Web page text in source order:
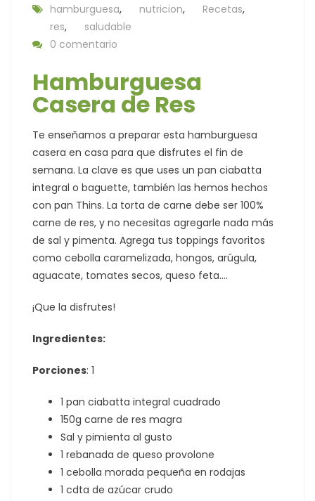
hamburguesa, nutricion, Recetas,
res,
saludable
0 comentario
Hamburguesa
Casera de Res
Te enseñamos a preparar esta hamburguesa
casera en casa para que disfrutes el fin de
semana. La clave es que uses un pan ciabatta
integral o baguette, también las hemos hechos
con pan Thins. La torta de carne debe ser 100%
carne de res, y no necesitas agregarle nada más
de sal y pimenta. Agrega tus toppings favoritos
como cebolla caramelizada, hongos, arúgula,
aguacate, tomates secos, queso feta….
¡Que la disfrutes!
Ingredientes:
Porciones: 1
1 pan ciabatta integral cuadrado
150g carne de res magra
Sal y pimienta al gusto
1 rebanada de queso provolone
1 cebolla morada pequeña en rodajas
1 cdta de azúcar crudo